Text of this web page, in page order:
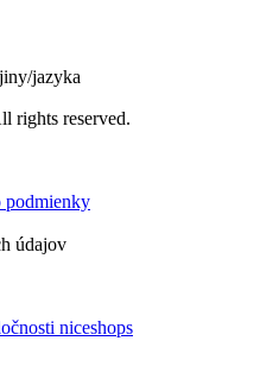
jazyka
rights reserved.
podmienky
údajov
niceshops